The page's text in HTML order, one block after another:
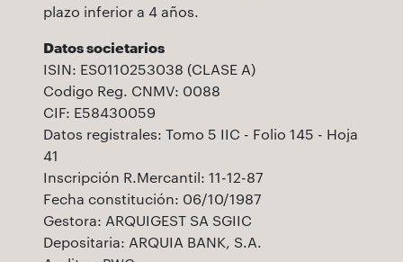
plazo inferior a 4 años.
Datos societarios
ISIN: ES0110253038 (CLASE A)
Codigo Reg. CNMV: 0088
CIF: E58430059
Datos registrales: Tomo 5 IIC - Folio 145 - Hoja
41
Inscripción R.Mercantil: 11-12-87
Fecha constitución: 06/10/1987
Gestora: ARQUIGEST SA SGIIC
Depositaria: ARQUIA BANK, S.A.